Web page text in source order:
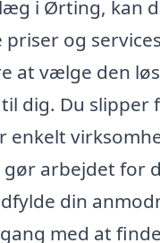
i Ørting, kan
priser og
at vælge den
dig. Du slipper
enkelt
arbejdet for
din
med at